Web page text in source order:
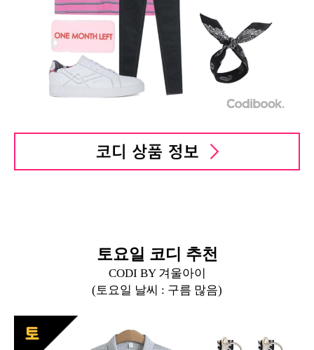
토요일 코디 추천
CODI BY 겨울아이
(토요일 날씨 : 구름 많음)